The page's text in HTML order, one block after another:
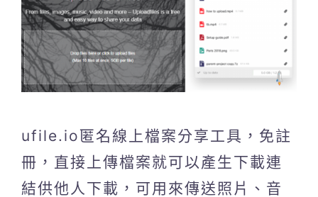
ufile.io匿名線上檔案分享工具，免註
冊，直接上傳檔案就可以產生下載連
結供他人下載，可用來傳送照片、音